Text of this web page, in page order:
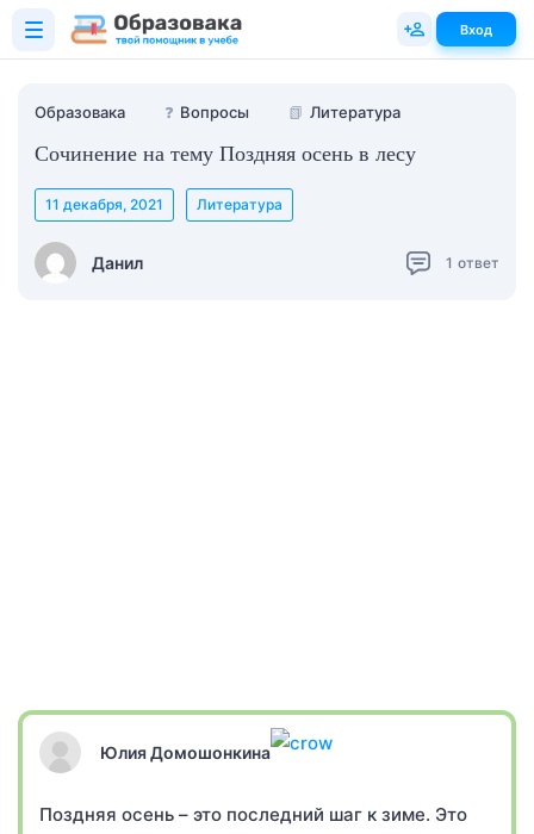
Образовака ❓ Вопросы 📗 Литература
Сочинение на тему Поздняя осень в лесу
Данил
11 декабря, 2021 Литература
1 ответ
Юлия Домошонкина
Поздняя осень – это последний шаг к зиме. Это
Вход